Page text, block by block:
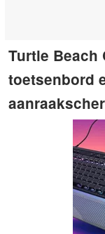
Turtle Beach
toetsenbord